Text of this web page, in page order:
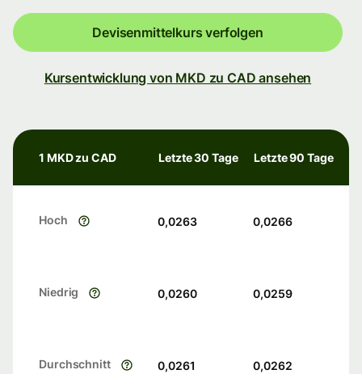
Devisenmittelkurs verfolgen
Kursentwicklung von MKD zu CAD ansehen
1 MKD zu CAD Letzte 30 Tage Letzte 90 Tage
Hoch 0,0263 0,0266
Niedrig 0,0260 0,0259
Durchschnitt 0,0261 0,0262